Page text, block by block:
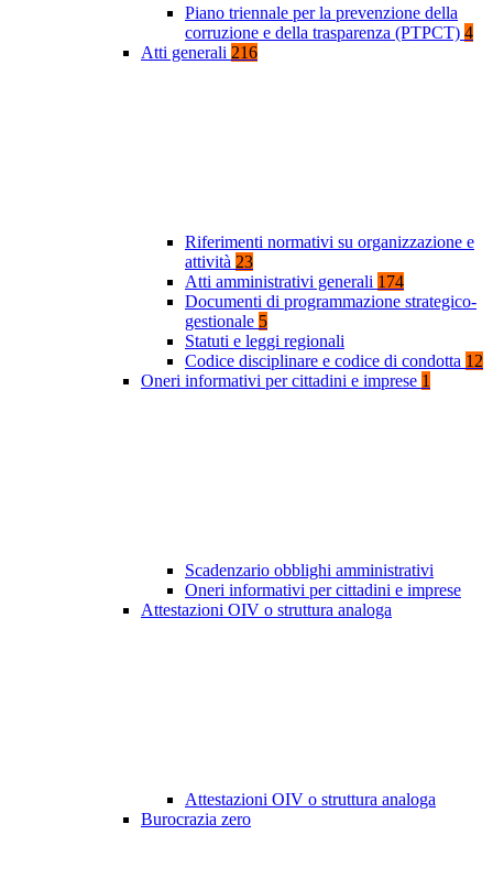
Piano triennale per la prevenzione della
corruzione e della trasparenza (PTPCT) 4
Atti generali 216
Riferimenti normativi su organizzazione e
attività 23
Atti amministrativi generali 174
Documenti di programmazione strategico-
gestionale 5
Statuti e leggi regionali
Codice disciplinare e codice di condotta 12
Oneri informativi per cittadini e imprese 1
Scadenzario obblighi amministrativi
Oneri informativi per cittadini e imprese
Attestazioni OIV o struttura analoga
Attestazioni OIV o struttura analoga
Burocrazia zero